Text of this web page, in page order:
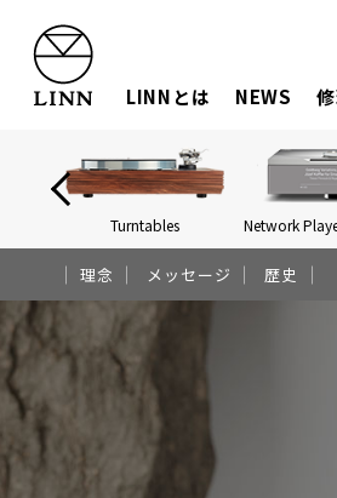
LINNとは NEWS
Turntables Network
理念 メッセージ 歴史